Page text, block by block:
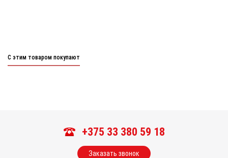
С этим товаром покупают
+375 33 380 59 18
Заказать звонок